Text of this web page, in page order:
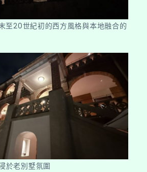
至20世紀初的西方風格與本地融合的
於老別墅氛圍